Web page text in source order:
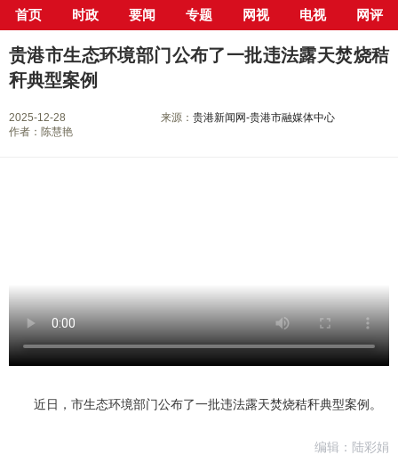
首页 时政 要闻 专题 网视 电视 网评
当前位置： 首页> 专栏>曝光台 > 正文
贵港市生态环境部门公布了一批违法露天焚烧秸
秆典型案例
2025-12-28 来源：贵港新闻网-贵港市融媒体中心
作者：陈慧艳
近日，市生态环境部门公布了一批违法露天焚烧秸秆典型案例。
编辑：陆彩娟